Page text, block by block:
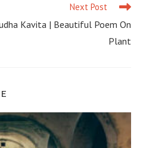
Next Post
Kavita | Beautiful Poem On
Plant